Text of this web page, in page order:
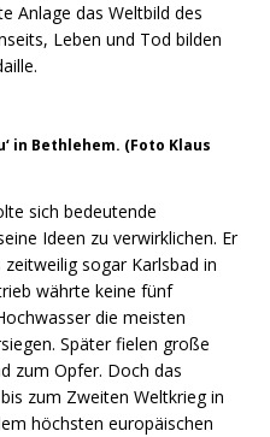
Anlage das Weltbild des
Leben und Tod bilden
in Bethlehem. (Foto Klaus
sich bedeutende
Ideen zu verwirklichen. Er
sogar Karlsbad in
währte keine fünf
die meisten
Später fielen große
zum Opfer. Doch das
zum Zweiten Weltkrieg in
höchsten europäischen